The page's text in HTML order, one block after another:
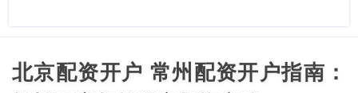
北京配资开户 常州配资开户指南：